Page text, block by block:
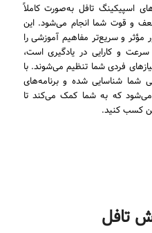
اسپیکینگ تافل به‌صورت کاملاً
و قوت شما انجام می‌شود. این
مؤثر و سریع‌تر مفاهیم آموزشی را
و کارایی در یادگیری است،
فردی شما تنظیم می‌شوند. با
شما شناسایی شده و برنامه‌های
که به شما کمک می‌کند تا
کسب کنید.
تافل